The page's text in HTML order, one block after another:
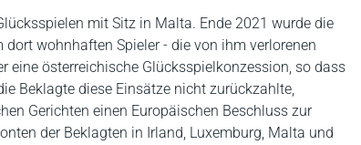
mit Sitz in Malta. Ende 2021 wurde die
wohnhaften Spieler - die von ihm verlorenen
eine österreichische Glücksspielkonzession, so dass
Beklagte diese Einsätze nicht zurückzahlte,
Gerichten einen Europäischen Beschluss zur
der Beklagten in Irland, Luxemburg, Malta und